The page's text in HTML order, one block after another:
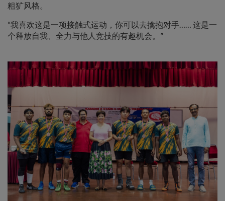
粗犷风格。
“我喜欢这是一项接触式运动，你可以去擒抱对手…… 这是一
个释放自我、全力与他人竞技的有趣机会。”